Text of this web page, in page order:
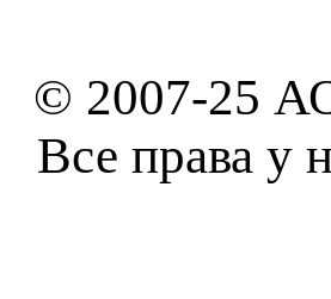
© 2007-25
Все права у